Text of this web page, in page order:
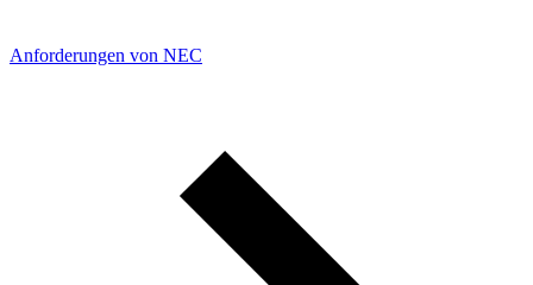
Anforderungen von NEC